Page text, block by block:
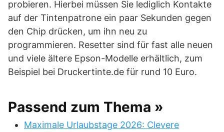
probieren. Hierbei müssen Sie lediglich Kontakte
auf der Tintenpatrone ein paar Sekunden gegen
den Chip drücken, um ihn neu zu
programmieren. Resetter sind für fast alle neuen
und viele ältere Epson-Modelle erhältlich, zum
Beispiel bei Druckertinte.de für rund 10 Euro.
Passend zum Thema »
Maximale Urlaubstage 2026: Clevere